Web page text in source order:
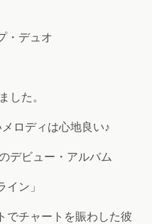
・デュオ
した。
ロディは心地良い♪
デビュー・アルバム
イン」
でチャートを賑わした彼